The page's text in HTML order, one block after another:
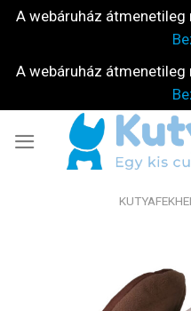
A webáruház
A webáruház